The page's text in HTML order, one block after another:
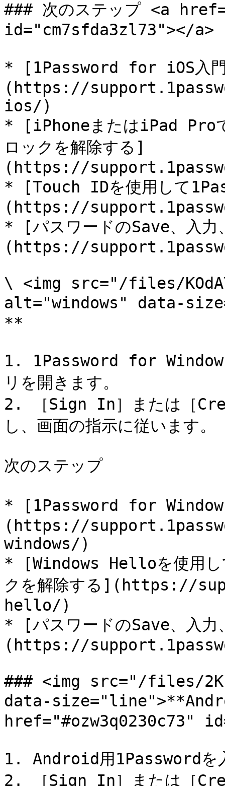
### 次のステップ <a
id="cm7sfda3zl73"></a>
* [1Password for iOS入
(https://
ios/)
* [iPhoneまたはiPad Pro
ロックを解除する]
(https://
* [Touch IDを使用して
(https://
* [パスワードのSave、入力
(https://
\ <img src="/files/
alt="windows" data-
**
1. 1Password for Windows
リを開きます。
2. ［Sign In］または［
し、画面の指示に従います。
次のステップ
* [1Password for
(https://
windows/)
* [Windows Helloを使用し
クを解除する](https://
hello/)
* [パスワードのSave、入力
(https://
### <img src="/files/
data-
href="#ozw3q0230c73"
1. Android用1Passwordを
2. ［Sign In］または［